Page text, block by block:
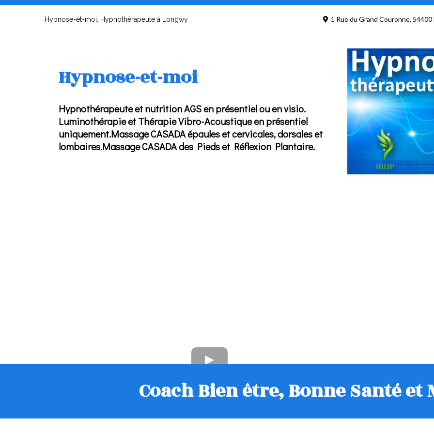
Hypnose-et-moi, Hypnothérapeute à Longwy 1 Rue du Grand Couronne, 54400
Hypnose-et-moi
Hypnothérapeute et nutrition AGS en présentiel ou en visio.
Luminothérapie et Thérapie Vibro-Acoustique en présentiel
uniquement.Massage CASADA épaules et cervicales, dorsales et
lombaires.Massage CASADA des Pieds et Réflexion Plantaire.
Coach Bien être, Bonne Santé et